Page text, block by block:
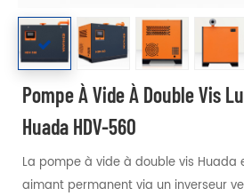
Pompe À Vide À Double Vis
Huada HDV-560
La pompe à vide à double vis Huada
aimant permanent via un inverseur